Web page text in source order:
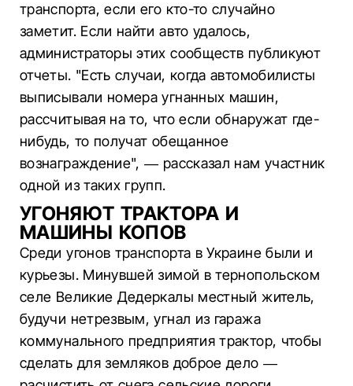
транспорта, если его кто-то случайно
заметит. Если найти авто удалось,
администраторы этих сообществ публикуют
отчеты. "Есть случаи, когда автомобилисты
выписывали номера угнанных машин,
рассчитывая на то, что если обнаружат где-
нибудь, то получат обещанное
вознаграждение", — рассказал нам участник
одной из таких групп.
УГОНЯЮТ ТРАКТОРА И
МАШИНЫ КОПОВ
Среди угонов транспорта в Украине были и
курьезы. Минувшей зимой в тернопольском
селе Великие Дедеркалы местный житель,
будучи нетрезвым, угнал из гаража
коммунального предприятия трактор, чтобы
сделать для земляков доброе дело —